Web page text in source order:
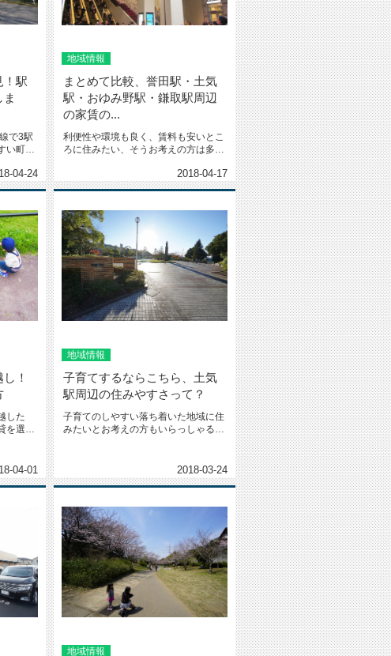
！駅
で3駅
い町と
04-24
地域情報
まとめて比較、誉田駅・土気
駅・おゆみ野駅・鎌取駅周辺
の家賃の...
利便性や環境も良く、賃料も安いとこ
ろに住みたい、そうお考えの方は多い
2018-04-17
！
した
を選べ
04-01
地域情報
子育てするならこちら、土気
駅周辺の住みやすさって？
子育てのしやすい落ち着いた地域に住
みたいとお考えの方もいらっしゃるか
2018-03-24
地域情報